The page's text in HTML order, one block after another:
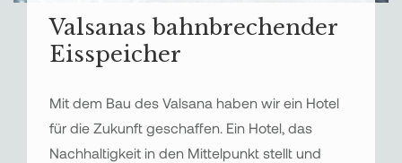
Valsanas bahnbrechender
Eisspeicher
Mit dem Bau des Valsana haben wir ein Hotel
für die Zukunft geschaffen. Ein Hotel, das
Nachhaltigkeit in den Mittelpunkt stellt und